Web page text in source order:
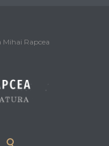
Rapcea
